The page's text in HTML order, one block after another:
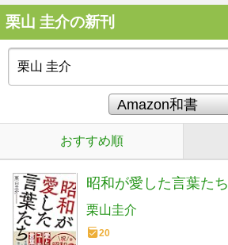
栗山 圭介の新刊
おすすめ順
昭和が愛した言葉たち
栗山圭介
20